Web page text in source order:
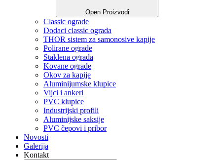
Open Proizvodi
Classic ograde
Dodaci classic ograda
THOR sistem za samonosive kapije
Polirane ograde
Staklena ograda
Kovane ograde
Okov za kapije
Aluminijumske klupice
Vijci i ankeri
PVC klupice
Industrijski profili
Aluminijske saksije
PVC čepovi i pribor
Novosti
Galerija
Kontakt